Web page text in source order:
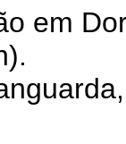
em